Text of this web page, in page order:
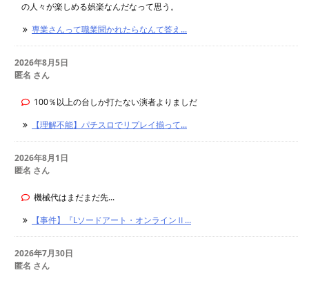
の人々が楽しめる娯楽なんだなって思う。
専業さんって職業聞かれたらなんて答え...
2026年8月5日
匿名 さん
100％以上の台しか打たない演者よりましだ
【理解不能】パチスロでリプレイ揃って...
2026年8月1日
匿名 さん
機械代はまだまだ先...
【事件】『Lソードアート・オンラインⅡ...
2026年7月30日
匿名 さん